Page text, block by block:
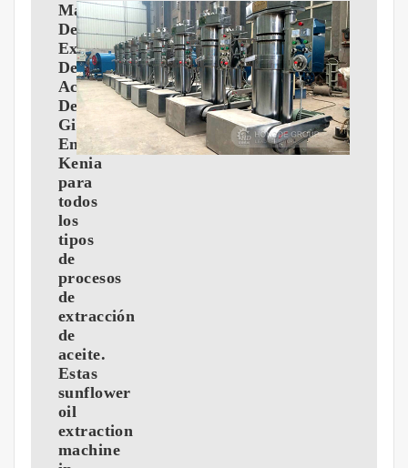
Máquina
De
Extracción
De
Aceite
De
Girasol
En
Kenia
para
todos
los
tipos
de
procesos
de
extracción
de
aceite.
Estas
sunflower
oil
extraction
machine